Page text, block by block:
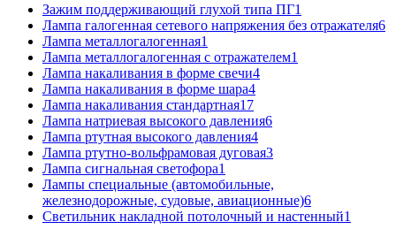
Зажим поддерживающий глухой типа ПГ1
Лампа галогенная сетевого напряжения без отражателя6
Лампа металлогалогенная1
Лампа металлогалогенная с отражателем1
Лампа накаливания в форме свечи4
Лампа накаливания в форме шара4
Лампа накаливания стандартная17
Лампа натриевая высокого давления6
Лампа ртутная высокого давления4
Лампа ртутно-вольфрамовая дуговая3
Лампа сигнальная светофора1
Лампы специальные (автомобильные,
железнодорожные, судовые, авиационные)6
Светильник накладной потолочный и настенный1